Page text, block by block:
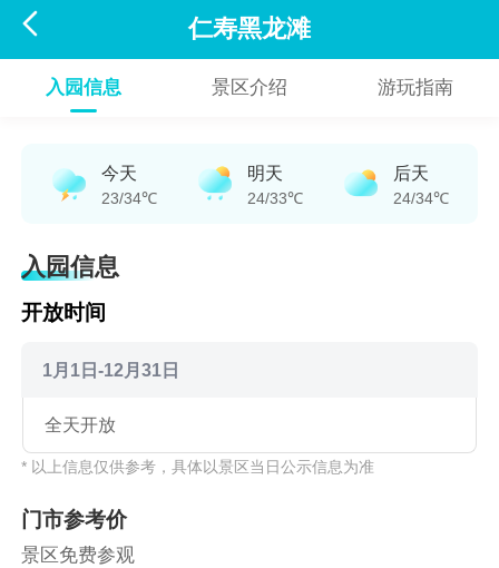
 仁寿黑龙滩
入园信息 景区介绍 游玩指南
今天
23/34℃
明天
24/33℃
后天
24/34℃
入园信息
开放时间
1月1日-12月31日
全天开放
* 以上信息仅供参考，具体以景区当日公示信息为准
门市参考价
景区免费参观